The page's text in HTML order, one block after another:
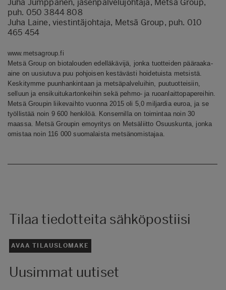
Juha Jumppanen, jäsenpalvelujohtaja, Metsä Group,
puh. 050 3844 808
Juha Laine, viestintäjohtaja, Metsä Group, puh. 010
465 454
www.metsagroup.fi
Metsä Group on biotalouden edelläkävijä, jonka tuotteiden pääraaka-
aine on uusiutuva puu pohjoisen kestävästi hoidetuista metsistä.
Keskitymme puunhankintaan ja metsäpalveluihin, puutuotteisiin,
selluun ja ensikuitukartonkeihin sekä pehmo- ja ruoanlaittopapereihin.
Metsä Groupin liikevaihto vuonna 2015 oli 5,0 miljardia euroa, ja se
työllistää noin 9 600 henkilöä. Konsernilla on toimintaa noin 30
maassa. Metsä Groupin emoyritys on Metsäliitto Osuuskunta, jonka
omistaa noin 116 000 suomalaista metsänomistajaa.
Tilaa tiedotteita sähköpostiisi
AVAA TILAUSLOMAKE
Uusimmat uutiset